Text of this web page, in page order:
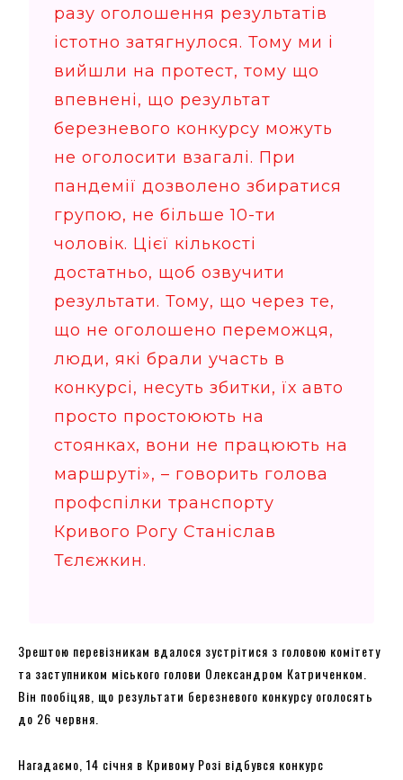
разу оголошення результатів
істотно затягнулося. Тому ми і
вийшли на протест, тому що
впевнені, що результат
березневого конкурсу можуть
не оголосити взагалі. При
пандемії дозволено збиратися
групою, не більше 10-ти
чоловік. Цієї кількості
достатньо, щоб озвучити
результати. Тому, що через те,
що не оголошено переможця,
люди, які брали участь в
конкурсі, несуть збитки, їх авто
просто простоюють на
стоянках, вони не працюють на
маршруті», – говорить голова
профспілки транспорту
Кривого Рогу Станіслав
Тєлєжкин.
Зрештою перевізникам вдалося зустрітися з головою комітету
та заступником міського голови Олександром Катриченком.
Він пообіцяв, що результати березневого конкурсу оголосять
до 26 червня.
Нагадаємо, 14 січня в Кривому Розі відбувся конкурс